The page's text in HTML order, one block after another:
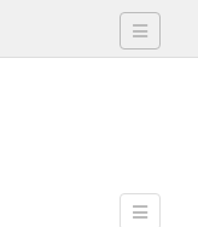
Toggle
Toggle